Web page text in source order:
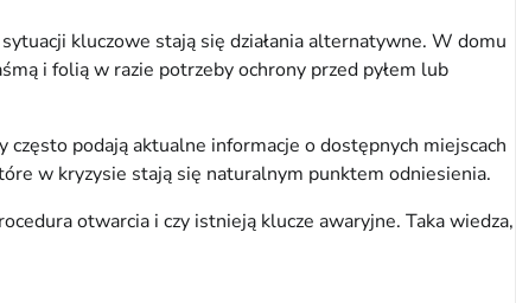
kluczowe stają się działania alternatywne. W domu
i folią w razie potrzeby ochrony przed pyłem lub
podają aktualne informacje o dostępnych miejscach
w kryzysie stają się naturalnym punktem odniesienia.
otwarcia i czy istnieją klucze awaryjne. Taka wiedza,